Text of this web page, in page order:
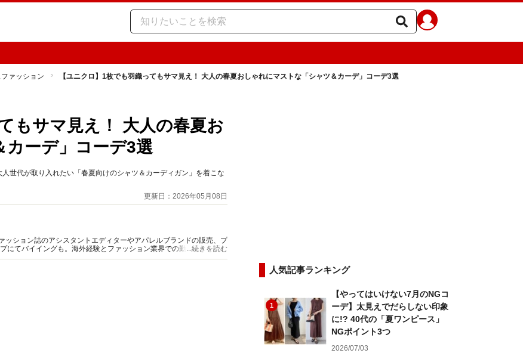
ァッション 【ユニクロ】1枚でも羽織ってもサマ見え！ 大人の春夏おしゃれにマストな「シャツ＆カーデ」コーデ3選
もサマ見え！ 大人の春夏お
カーデ」コーデ3選
世代が取り入れたい「春夏向けのシャツ＆カーディガン」を着こな
更新日：2026年05月08日
ション誌のアシスタントエディターやアパレルブランドの販売、プ
にてバイイングも。海外経験とファッション業界での勤務経験から
提供します。
...続きを読む
人気記事ランキング
1
【やってはいけない7月のNGコ
ーデ】太見えでだらしない印象
に!? 40代の「夏ワンピース」
NGポイント3つ
2026/07/03